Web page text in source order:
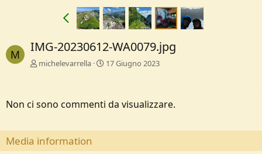
M IMG-20230612-WA0079.jpg
michelevarrella 17 Giugno 2023
Non ci sono commenti da visualizzare.
Media information